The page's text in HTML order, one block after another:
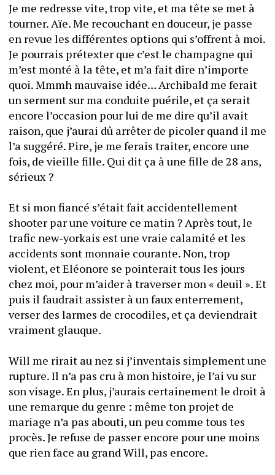
Je me redresse vite, trop vite, et ma tête se met à
tourner. Aïe. Me recouchant en douceur, je passe
en revue les différentes options qui s’offrent à moi.
Je pourrais prétexter que c’est le champagne qui
m’est monté à la tête, et m’a fait dire n’importe
quoi. Mmmh mauvaise idée… Archibald me ferait
un serment sur ma conduite puérile, et ça serait
encore l’occasion pour lui de me dire qu’il avait
raison, que j’aurai dû arrêter de picoler quand il me
l’a suggéré. Pire, je me ferais traiter, encore une
fois, de vieille fille. Qui dit ça à une fille de 28 ans,
sérieux ?
Et si mon fiancé s’était fait accidentellement
shooter par une voiture ce matin ? Après tout, le
trafic new-yorkais est une vraie calamité et les
accidents sont monnaie courante. Non, trop
violent, et Eléonore se pointerait tous les jours
chez moi, pour m’aider à traverser mon « deuil ». Et
puis il faudrait assister à un faux enterrement,
verser des larmes de crocodiles, et ça deviendrait
Will me rirait au nez si j’inventais simplement une
rupture. Il n’a pas cru à mon histoire, je l’ai vu sur
son visage. En plus, j’aurais certainement le droit à
une remarque du genre : même ton projet de
mariage n’a pas abouti, un peu comme tous tes
procès. Je refuse de passer encore pour une moins
que rien face au grand Will, pas encore.